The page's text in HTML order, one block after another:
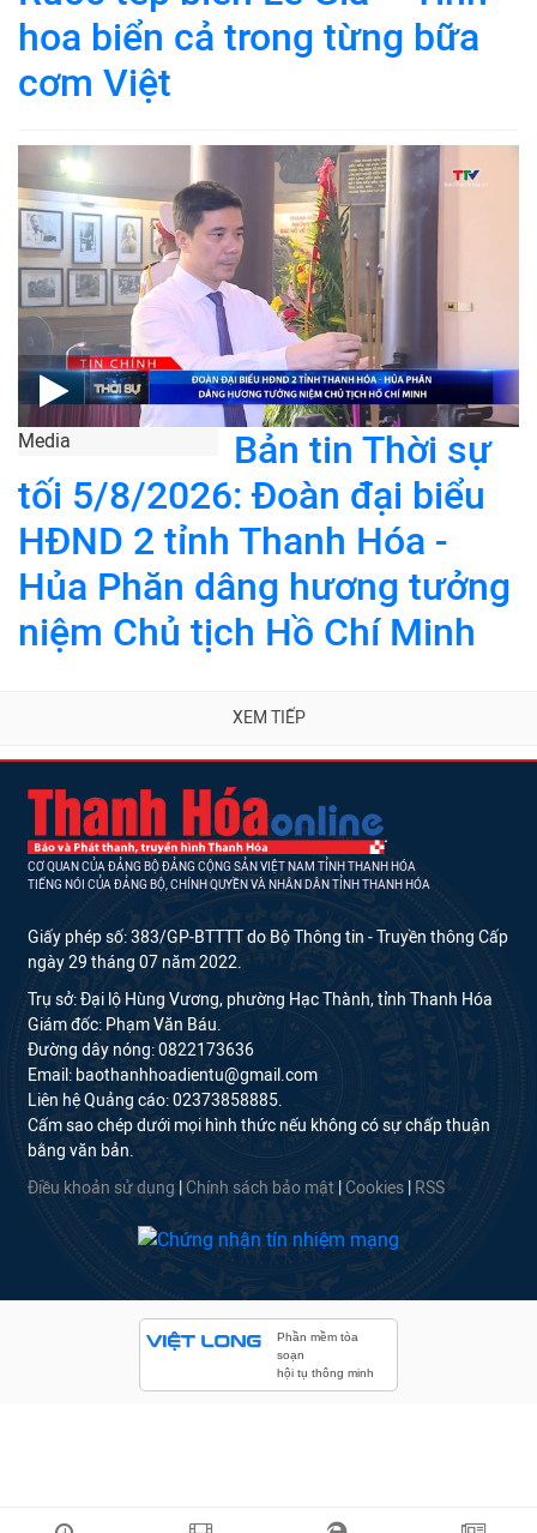
hoa biển cả trong từng bữa
cơm Việt
Media
Bản tin Thời sự
tối 5/8/2026: Đoàn đại biểu
HĐND 2 tỉnh Thanh Hóa -
Hủa Phăn dâng hương tưởng
niệm Chủ tịch Hồ Chí Minh
XEM TIẾP
CƠ QUAN CỦA ĐẢNG BỘ ĐẢNG CỘNG SẢN VIỆT NAM TỈNH THANH HÓA
TIẾNG NÓI CỦA ĐẢNG BỘ, CHÍNH QUYỀN VÀ NHÂN DÂN TỈNH THANH HÓA
Giấy phép số: 383/GP-BTTTT do Bộ Thông tin - Truyền thông Cấp
ngày 29 tháng 07 năm 2022.
Trụ sở: Đại lộ Hùng Vương, phường Hạc Thành, tỉnh Thanh Hóa
Giám đốc: Phạm Văn Báu.
Đường dây nóng: 0822173636
Email: baothanhhoadientu@gmail.com
Liên hệ Quảng cáo: 02373858885.
Cấm sao chép dưới mọi hình thức nếu không có sự chấp thuận
bằng văn bản.
Điều khoản sử dụng Chính sách bảo mật Cookies RSS
Phần mềm tòa
soạn
hội tụ thông minh